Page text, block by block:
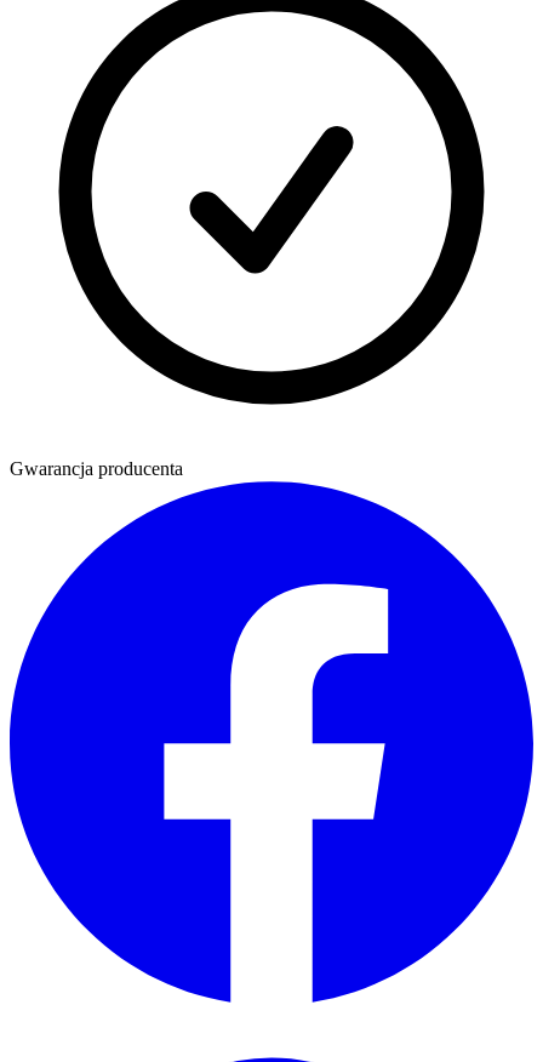
Gwarancja producenta